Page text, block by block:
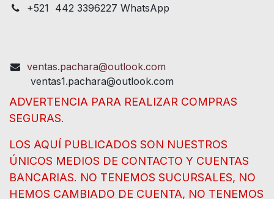
+521 442 3396227 WhatsApp
ventas.pachara@outlook.com
ventas1.pachara@outlook.com
ADVERTENCIA PARA REALIZAR COMPRAS
SEGURAS.
LOS AQUÍ PUBLICADOS SON NUESTROS
ÚNICOS MEDIOS DE CONTACTO Y CUENTAS
BANCARIAS. NO TENEMOS SUCURSALES, NO
HEMOS CAMBIADO DE CUENTA, NO TENEMOS